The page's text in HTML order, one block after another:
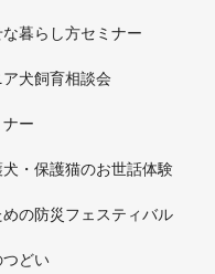
暮らし方セミナー
犬飼育相談会
ー
・保護猫のお世話体験
の防災フェスティバル
どい